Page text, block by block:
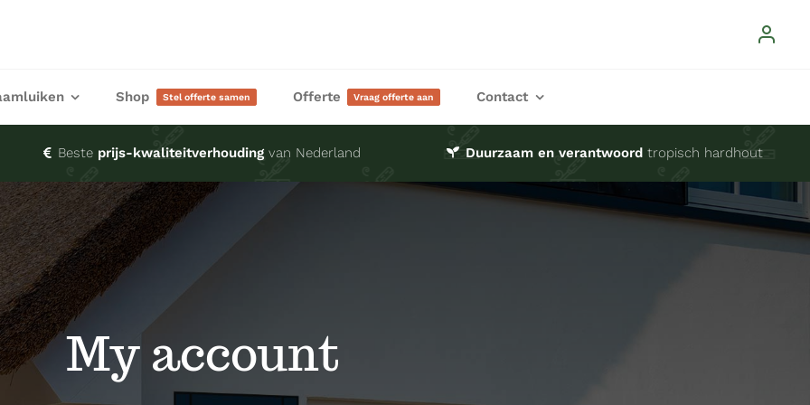
Shop Stel offerte samen Offerte Vraag offerte aan Contact
Beste prijs-kwaliteitverhoudingvan Nederland Duurzaam en verantwoordtropisch hardhout
My account